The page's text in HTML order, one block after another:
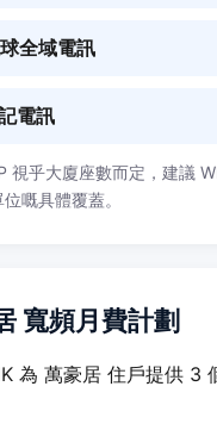
全域電訊
電訊
視乎大廈座數而定，建議
嘅具體覆蓋。
寬頻月費計劃
為 萬豪居 住戶提供 3